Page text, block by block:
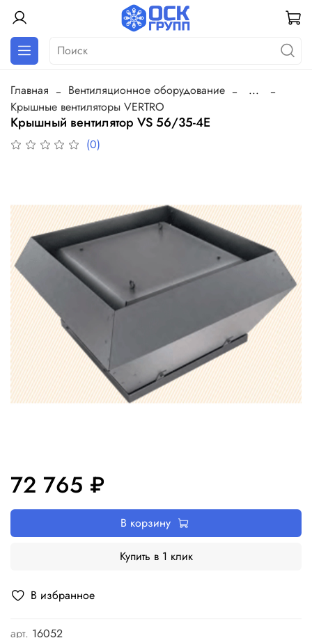
Главная Вентиляционное оборудование
...
Крышные вентиляторы VERTRO
Крышный вентилятор VS 56/35-4E
(0)
В избранное
арт. 16052
72 765 ₽
В корзину
Купить в 1 клик